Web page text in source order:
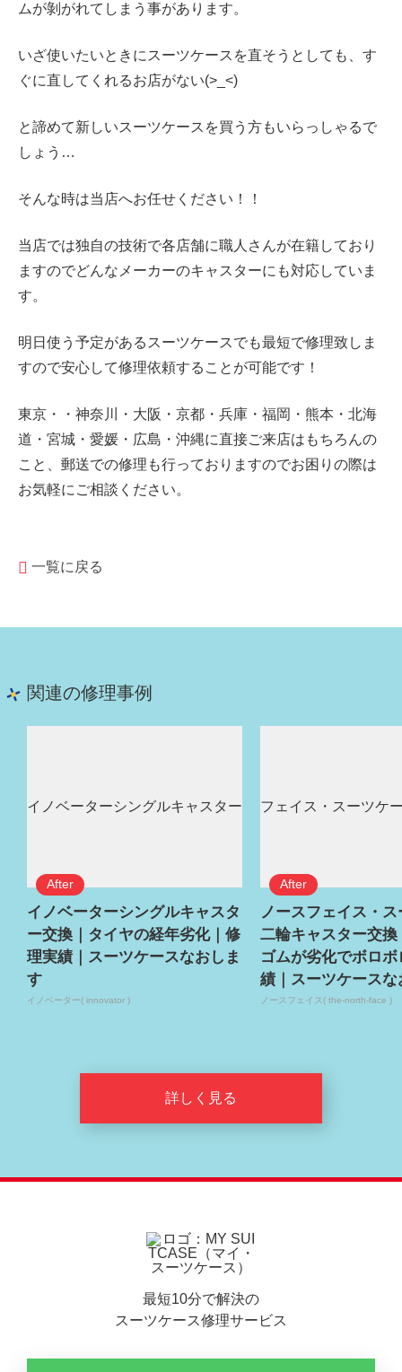
ムが剝がれてしまう事があります。
いざ使いたいときにスーツケースを直そうとしても、す
ぐに直してくれるお店がない(>_<)
と諦めて新しいスーツケースを買う方もいらっしゃるで
しょう…
そんな時は当店へお任せください！！
当店では独自の技術で各店舗に職人さんが在籍しており
ますのでどんなメーカーのキャスターにも対応していま
す。
明日使う予定があるスーツケースでも最短で修理致しま
すので安心して修理依頼することが可能です！
東京・・神奈川・大阪・京都・兵庫・福岡・熊本・北海
道・宮城・愛媛・広島・沖縄に直接ご来店はもちろんの
こと、郵送での修理も行っておりますのでお困りの際は
お気軽にご相談ください。
一覧に戻る
関連の修理事例
イノベーターシングルキャスタ
ー交換｜タイヤの経年劣化｜修
理実績｜スーツケースなおしま
す
イノベーター( innovator )
ノースフェイス・
二輪キャスター交換
ゴムが劣化でボロ
績｜スーツケースな
ノースフェイス( the-north-face )
詳しく見る
最短10分で解決の
スーツケース修理サービス